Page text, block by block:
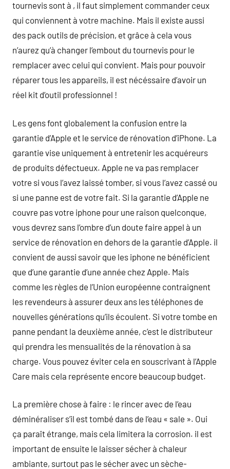
tournevis sont à , il faut simplement commander ceux
qui conviennent à votre machine. Mais il existe aussi
des pack outils de précision, et grâce à cela vous
n’aurez qu’à changer l’embout du tournevis pour le
remplacer avec celui qui convient. Mais pour pouvoir
réparer tous les appareils, il est nécéssaire d’avoir un
réel kit d’outil professionnel !
Les gens font globalement la confusion entre la
garantie d’Apple et le service de rénovation d’iPhone. La
garantie vise uniquement à entretenir les acquéreurs
de produits défectueux. Apple ne va pas remplacer
votre si vous l’avez laissé tomber, si vous l’avez cassé ou
si une panne est de votre fait. Si la garantie d’Apple ne
couvre pas votre iphone pour une raison quelconque,
vous devrez sans l’ombre d’un doute faire appel à un
service de rénovation en dehors de la garantie d’Apple. il
convient de aussi savoir que les iphone ne bénéficient
que d’une garantie d’une année chez Apple. Mais
comme les règles de l’Union européenne contraignent
les revendeurs à assurer deux ans les téléphones de
nouvelles générations qu’ils écoulent. Si votre tombe en
panne pendant la deuxième année, c’est le distributeur
qui prendra les mensualités de la rénovation à sa
charge. Vous pouvez éviter cela en souscrivant à l’Apple
Care mais cela représente encore beaucoup budget.
La première chose à faire : le rincer avec de l’eau
déminéraliser s’il est tombé dans de l’eau « sale ». Oui
ça paraît étrange, mais cela limitera la corrosion. il est
important de ensuite le laisser sécher à chaleur
ambiante, surtout pas le sécher avec un sèche-